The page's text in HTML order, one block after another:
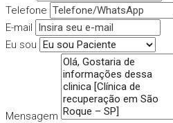
Telefone
E-mail
Eu sou
Mensagem